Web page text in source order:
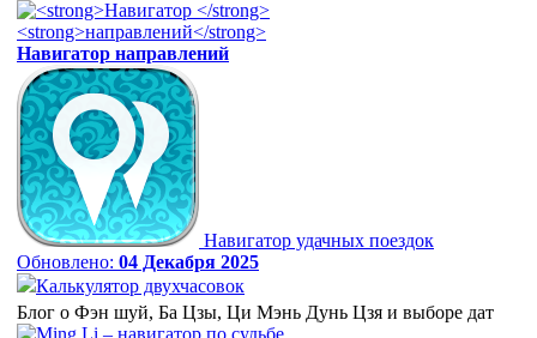
Навигатор направлений
Навигатор удачных поездок
Обновлено: 04 Декабря 2025
Калькулятор двухчасовок
Блог о Фэн шуй, Ба Цзы, Ци Мэнь Дунь Цзя и выборе дат